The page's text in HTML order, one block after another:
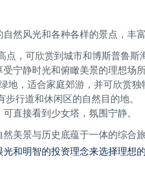
然风光和各种各样的景点，丰
点，可欣赏到城市和博斯普鲁斯
宁静时光和俯瞰美景的理想场所
地，适合家庭郊游，并可欣赏独
步行道和休闲区的自然目的地。
直接看到少女塔，氛围宁静。
美景与历史底蕴于一体的综合
和明智的投资理念来选择理想的